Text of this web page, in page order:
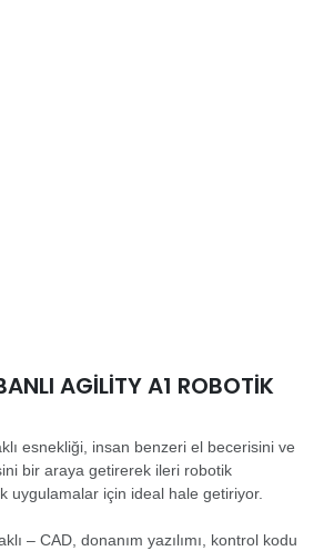
AGILITY A1 ROBOTIK
esnekliği, insan benzeri el becerisini ve
bir araya getirerek ileri robotik
uygulamalar için ideal hale getiriyor.
– CAD, donanım yazılımı, kontrol kodu